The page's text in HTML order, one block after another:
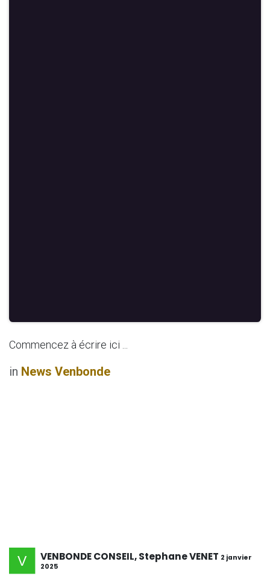
Commencez à écrire ici ...
in News Venbonde
VENBONDE CONSEIL, Stephane VENET 2 janvier
2025